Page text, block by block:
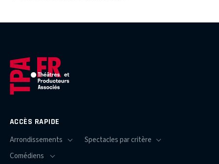
ACCÈS RAPIDE